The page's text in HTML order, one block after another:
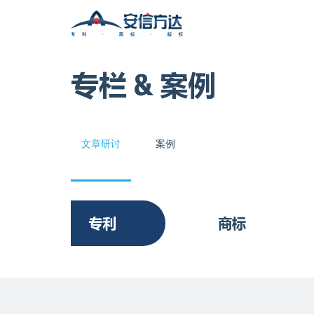
专栏 & 案例
文章研讨 案例
专利 商标